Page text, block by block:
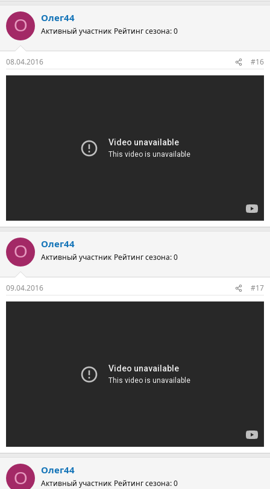
О Олег44
Активный участник Рейтинг сезона: 0
08.04.2016 #16
О Олег44
Активный участник Рейтинг сезона: 0
09.04.2016 #17
О Олег44
Активный участник Рейтинг сезона: 0